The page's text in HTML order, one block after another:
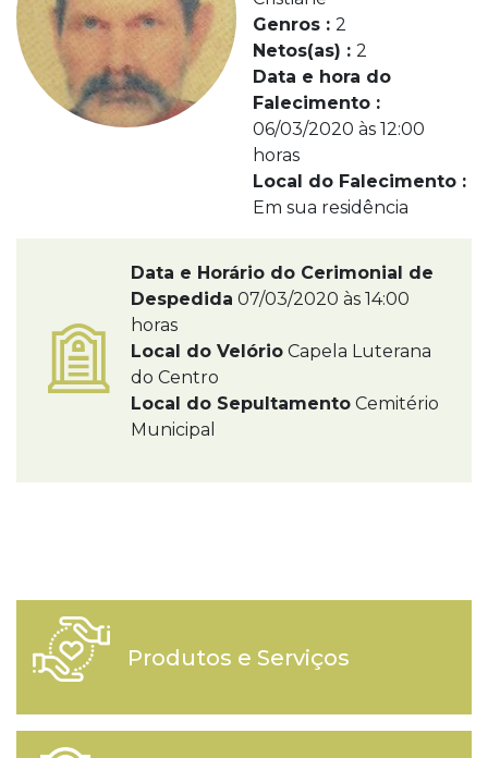
Genros : 2
Netos(as) : 2
Data e hora do
Falecimento :
06/03/2020 às 12:00
horas
Local do Falecimento :
Em sua residência
Data e Horário do Cerimonial de
Despedida 07/03/2020 às 14:00
horas
Local do Velório Capela Luterana
do Centro
Local do Sepultamento Cemitério
Municipal
Produtos e Serviços